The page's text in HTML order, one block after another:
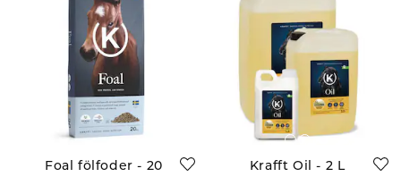
Foal fölfoder - 20
Krafft Oil - 2 L